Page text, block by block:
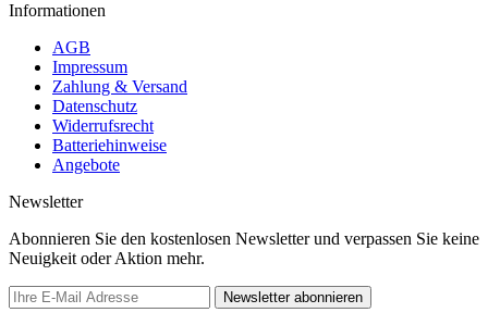
Informationen
AGB
Impressum
Zahlung & Versand
Datenschutz
Widerrufsrecht
Batteriehinweise
Angebote
Newsletter
Abonnieren Sie den kostenlosen Newsletter und verpassen Sie keine
Neuigkeit oder Aktion mehr.
Newsletter abonnieren